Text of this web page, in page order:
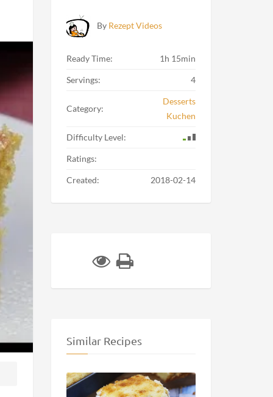
By Rezept Videos
Ready Time: 1h 15min
Servings: 4
Category:
Desserts
Kuchen
Difficulty Level:
Ratings:
Created: 2018-02-14
Similar Recipes